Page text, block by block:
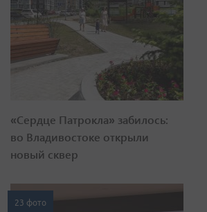
«Сердце Патрокла» забилось:
во Владивостоке открыли
новый сквер
23 фото